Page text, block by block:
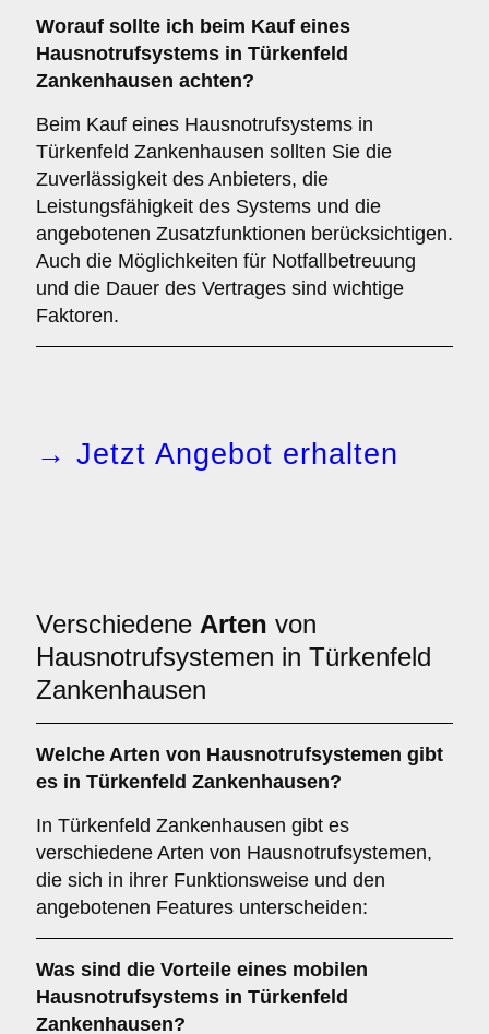
Worauf sollte ich beim Kauf eines
Hausnotrufsystems in Türkenfeld
Zankenhausen achten?
Beim Kauf eines Hausnotrufsystems in
Türkenfeld Zankenhausen sollten Sie die
Zuverlässigkeit des Anbieters, die
Leistungsfähigkeit des Systems und die
angebotenen Zusatzfunktionen berücksichtigen.
Auch die Möglichkeiten für Notfallbetreuung
und die Dauer des Vertrages sind wichtige
Faktoren.
→ Jetzt Angebot erhalten
Verschiedene Arten von
Hausnotrufsystemen in Türkenfeld
Zankenhausen
Welche Arten von Hausnotrufsystemen gibt
es in Türkenfeld Zankenhausen?
In Türkenfeld Zankenhausen gibt es
verschiedene Arten von Hausnotrufsystemen,
die sich in ihrer Funktionsweise und den
angebotenen Features unterscheiden:
Was sind die Vorteile eines mobilen
Hausnotrufsystems in Türkenfeld
Zankenhausen?